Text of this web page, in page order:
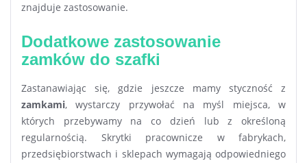
znajduje zastosowanie.
Dodatkowe zastosowanie
zamków do szafki
Zastanawiając się, gdzie jeszcze mamy styczność z
zamkami, wystarczy przywołać na myśl miejsca, w
których przebywamy na co dzień lub z określoną
regularnością. Skrytki pracownicze w fabrykach,
przedsiębiorstwach i sklepach wymagają odpowiedniego